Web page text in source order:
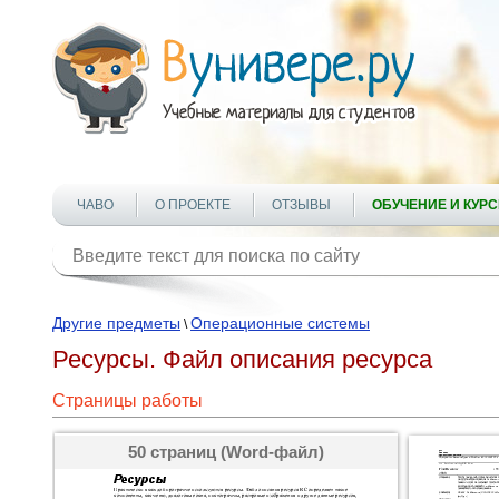
ЧАВО О ПРОЕКТЕ ОТЗЫВЫ ОБУЧЕНИЕ И
Другие предметы \Операционные системы
Ресурсы. Файл описания ресурса
Страницы работы
50 страниц (Word-файл)